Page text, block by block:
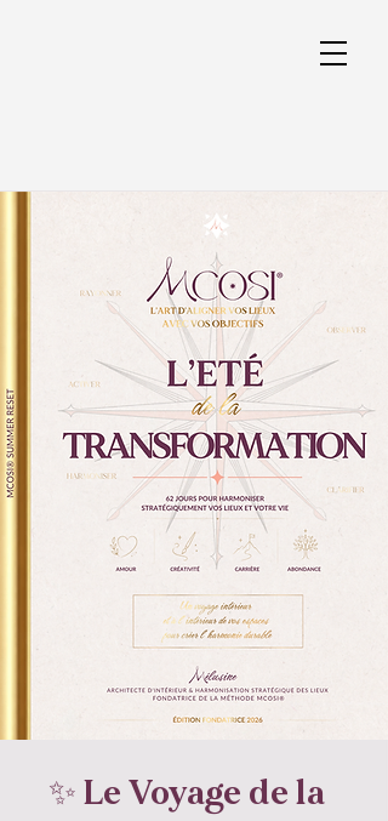
✨ Le Voyage de la